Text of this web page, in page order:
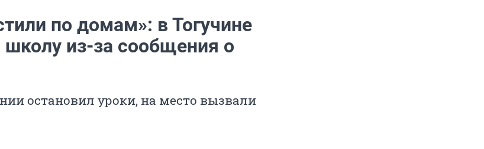
по домам»: в Тогучине
школу из-за сообщения о
остановил уроки, на место вызвали